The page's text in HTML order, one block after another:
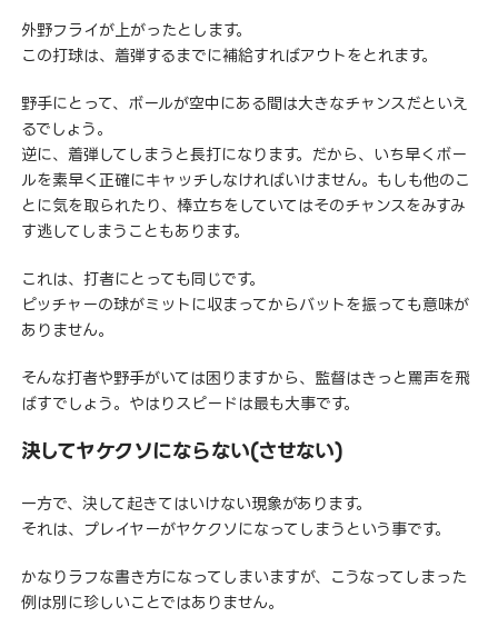
外野フライが上がったとします。
この打球は、着弾するまでに補給すればアウトをとれます。
野手にとって、ボールが空中にある間は大きなチャンスだといえ
るでしょう。
逆に、着弾してしまうと長打になります。だから、いち早くボー
ルを素早く正確にキャッチしなければいけません。もしも他のこ
とに気を取られたり、棒立ちをしていてはそのチャンスをみすみ
す逃してしまうこともあります。
これは、打者にとっても同じです。
ピッチャーの球がミットに収まってからバットを振っても意味が
ありません。
そんな打者や野手がいては困りますから、監督はきっと罵声を飛
ばすでしょう。やはりスピードは最も大事です。
決してヤケクソにならない(させない)
一方で、決して起きてはいけない現象があります。
それは、プレイヤーがヤケクソになってしまうという事です。
かなりラフな書き方になってしまいますが、こうなってしまった
例は別に珍しいことではありません。